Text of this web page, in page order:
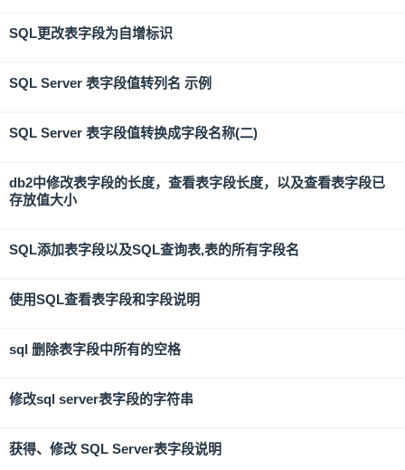
SQL更改表字段为自增标识
SQL Server 表字段值转列名 示例
SQL Server 表字段值转换成字段名称(二)
db2中修改表字段的长度，查看表字段长度，以及查看表字段已
存放值大小
SQL添加表字段以及SQL查询表,表的所有字段名
使用SQL查看表字段和字段说明
sql 删除表字段中所有的空格
修改sql server表字段的字符串
获得、修改 SQL Server表字段说明